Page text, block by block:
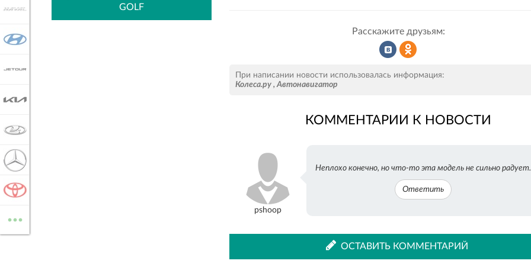
Расскажите друзьям:
во
При написании новости использовалась информация:
Колеса.ру ,Автонавигатор
КОММЕНТАРИИ К НОВОСТИ
pshoop
Неплохо конечно, но что-то эта модель не сильно радует.
Ответить
ОСТАВИТЬ КОММЕНТАРИЙ
GOLF
...